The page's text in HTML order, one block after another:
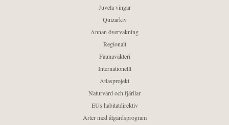
Juvela vingar
Quizarkiv
Annan övervakning
Regionalt
Faunaväkteri
Internationellt
Atlasprojekt
Naturvård och fjärilar
EUs habitatdirektiv
Arter med åtgärdsprogram